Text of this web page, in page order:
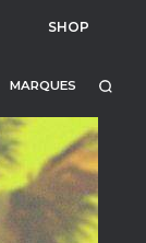
SHOP
MARQUES